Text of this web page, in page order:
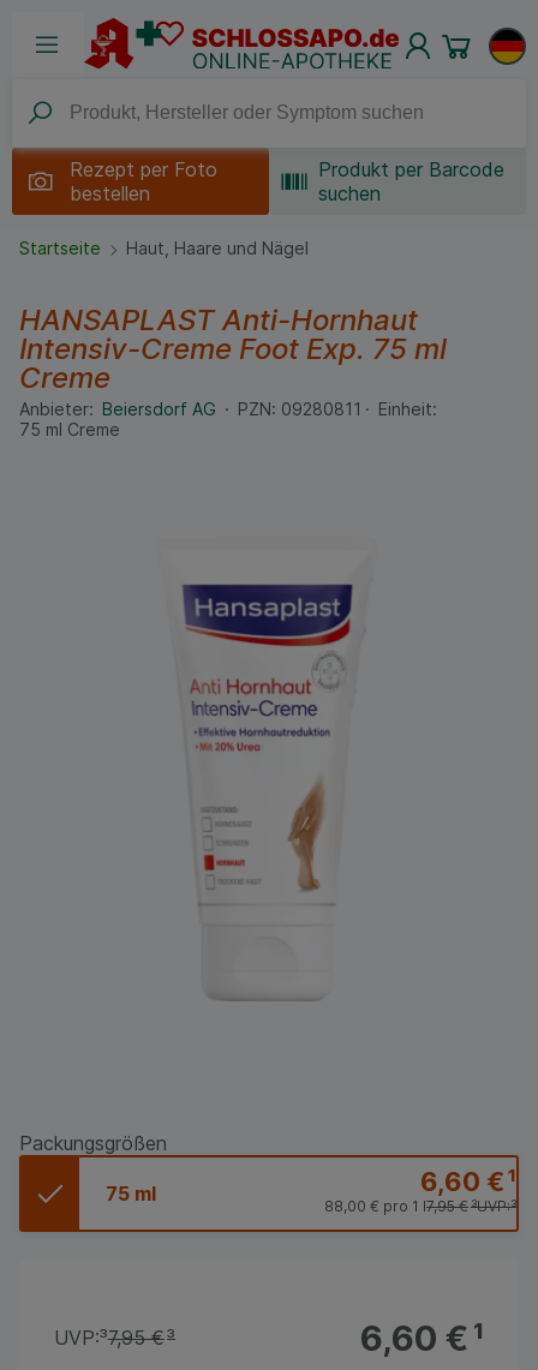
Rezept per Foto
bestellen
Produkt per Barcode
suchen
Startseite Haut, Haare und Nägel
HANSAPLAST Anti-Hornhaut
Intensiv-Creme Foot Exp. 75 ml
Creme
Anbieter: Beiersdorf AG PZN: 09280811
Einheit:
75 ml Creme
Packungsgrößen
75 ml 6,60 €¹
UVP:³
7,95 €³
88,00 € pro 1 l
6,60 €¹
UVP:³7,95 €³